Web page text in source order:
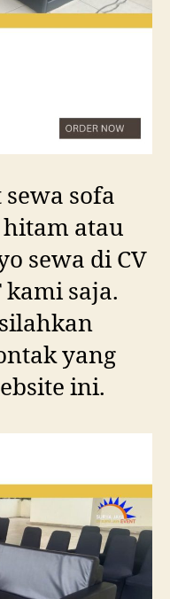
sofa
atau
sewa di CV
kami saja.
yang
ini.